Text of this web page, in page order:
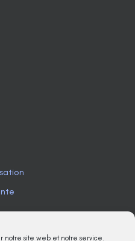
notre site web et notre service.